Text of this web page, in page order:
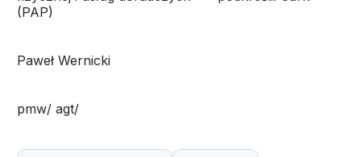
(PAP)
Paweł Wernicki
pmw/ agt/